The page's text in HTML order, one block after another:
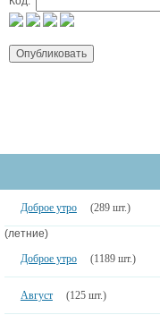
Доброе утро (289 шт.)
(летние)
Доброе утро
(1189 шт.)
Август (125 шт.)